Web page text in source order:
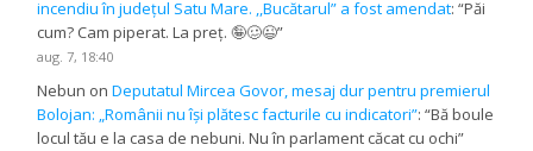
incendiu în județul Satu Mare. ,,Bucătarul” a fost amendat: “Păi
cum? Cam piperat. La preț. 🤪🥴😉”
aug. 7, 18:40
Nebun onDeputatul Mircea Govor, mesaj dur pentru premierul
Bolojan: „Românii nu își plătesc facturile cu indicatori”: “Bă boule
locul tău e la casa de nebuni. Nu în parlament căcat cu ochi”